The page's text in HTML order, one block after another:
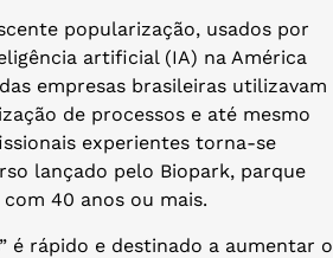
popularização, usados por
artificial (IA) na América
empresas brasileiras utilizavam
de processos e até mesmo
experientes torna-se
lançado pelo Biopark, parque
40 anos ou mais.
é rápido e destinado a aumentar o